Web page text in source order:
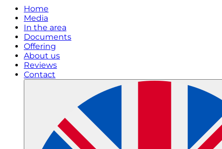
Home
Media
In the area
Documents
Offering
About us
Reviews
Contact